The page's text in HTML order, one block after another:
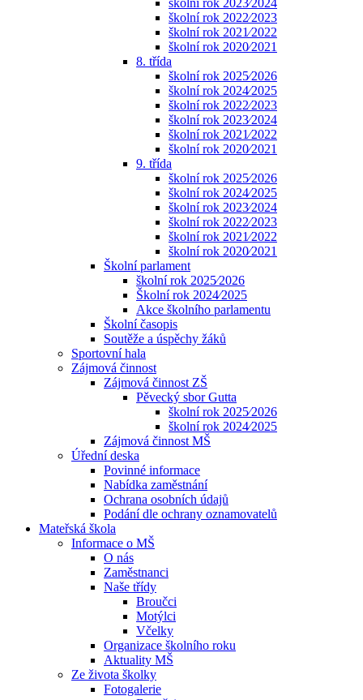
školní rok 2023⁄2024
školní rok 2022⁄2023
školní rok 2021⁄2022
školní rok 2020⁄2021
8. třída
školní rok 2025⁄2026
školní rok 2024⁄2025
školní rok 2022⁄2023
školní rok 2023⁄2024
školní rok 2021⁄2022
školní rok 2020⁄2021
9. třída
školní rok 2025⁄2026
školní rok 2024⁄2025
školní rok 2023⁄2024
školní rok 2022⁄2023
školní rok 2021⁄2022
školní rok 2020⁄2021
Školní parlament
školní rok 2025⁄2026
Školní rok 2024⁄2025
Akce školního parlamentu
Školní časopis
Soutěže a úspěchy žáků
Sportovní hala
Zájmová činnost
Zájmová činnost ZŠ
Pěvecký sbor Gutta
školní rok 2025⁄2026
školní rok 2024⁄2025
Zájmová činnost MŠ
Úřední deska
Povinné informace
Nabídka zaměstnání
Ochrana osobních údajů
Podání dle ochrany oznamovatelů
Mateřská škola
Informace o MŠ
O nás
Zaměstnanci
Naše třídy
Broučci
Motýlci
Včelky
Organizace školního roku
Aktuality MŠ
Ze života školky
Fotogalerie